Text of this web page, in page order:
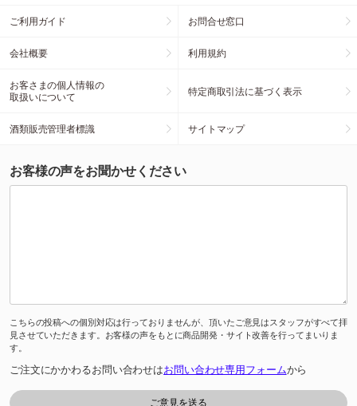
ご利用ガイド お問合せ窓口
会社概要 利用規約
お客さまの個人情報の
取扱いについて
特定商取引法に基づく表示
酒類販売管理者標識 サイトマップ
お客様の声をお聞かせください
こちらの投稿への個別対応は行っておりませんが、頂いたご意見はスタッフがすべて拝
見させていただきます。お客様の声をもとに商品開発・サイト改善を行ってまいりま
す。
ご注文にかかわるお問い合わせはお問い合わせ専用フォームから